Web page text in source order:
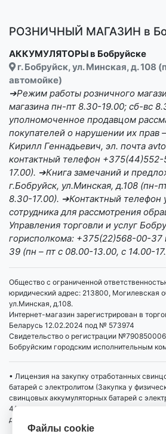
РОЗНИЧНЫЙ МАГАЗИН в
АККУМУЛЯТОРЫ в Бобруйске
г. Бобруйск, ул. Минская, д. 108
автомойке)
➔Режим работы розничного
магазина пн-пт 8.30-19.00; сб-вс
уполномоченное продавцом
покупателей о нарушении их прав
Кирилл Геннадьевич, эл. почта
контактный телефон
17.00). ➔Книга замечаний и
г.Бобруйск, ул.Минская, д.108 (пн-
8.30-17.00). ➔Контактный телефон
сотрудника для рассмотрения
Управления торговли и услуг
горисполкома: +375(22)568-00-
39 (пн – пт с 08.00-13.00, с 14.00-
Общество с ограниченной
юридический адрес: 213800, Могилевская
ул.Минская, д.108.
Интернет-магазин зарегистрирован в
Беларусь 12.02.2024 под № 573974
Свидетельство о регистрации
Бобруйским городским исполнительным
• Лицензия на закупку отработанных
батарей с электролитом (Закупка у
свинцовых аккумуляторных батарей с
4/4 от 01.04.2019 выдана Министерством
действует бессрочно
Файлы cookie